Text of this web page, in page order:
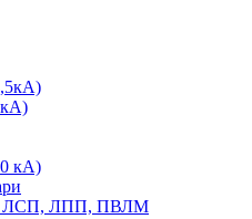
кА)
ЛСП, ЛПП, ПВЛМ